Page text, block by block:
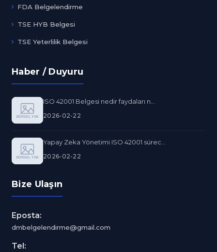
FDA Belgelendirme
TSE HYB Belgesi
TSE Yeterlilik Belgesi
Haber / Duyuru
ISO 42001 Belgesi nedir faydaları n...
2026-02-22
Yapay Zeka Yönetimi ISO 42001 sürec...
2026-02-22
Bize Ulaşın
Eposta:
dmbelgelendirme@gmail.com
Tel: